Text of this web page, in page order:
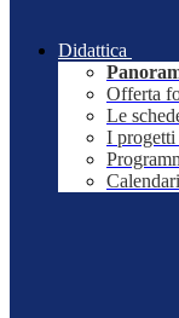
Didattica
Offerta
Le
I progetti